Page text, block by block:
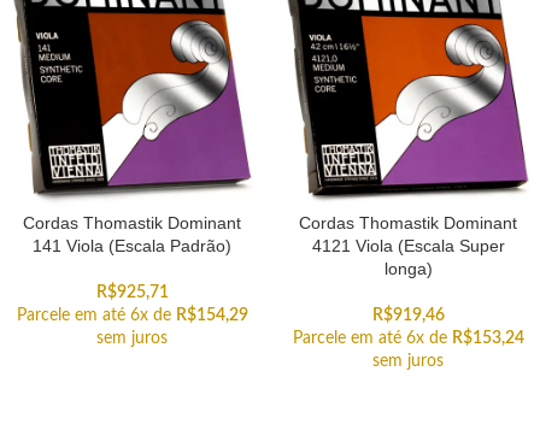
Cordas Thomastik Dominant
141 Viola (Escala Padrão)
R$925,71
Parcele em até 6x de R$154,29
sem juros
Cordas Thomastik Dominant
4121 Viola (Escala Super
longa)
R$919,46
Parcele em até 6x de R$153,24
sem juros